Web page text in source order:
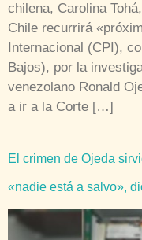
chilena, Carolina
Chile recurrirá
Internacional (CPI),
Bajos), por la
venezolano Ronald
a ir a la Corte […]
El crimen de Ojeda
«nadie está a salvo»,